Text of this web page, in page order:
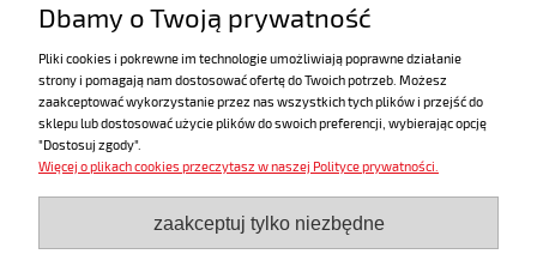
Ciężar 1.5 kg
POMOC
Dbamy o Twoją prywatność
Pliki cookies i pokrewne im technologie umożliwiają poprawne działanie
strony i pomagają nam dostosować ofertę do Twoich potrzeb. Możesz
zaakceptować wykorzystanie przez nas wszystkich tych plików i przejść do
sklepu lub dostosować użycie plików do swoich preferencji, wybierając opcję
"Dostosuj zgody".
Więcej o plikach cookies przeczytasz w naszej Polityce prywatności.
zaakceptuj tylko niezbędne